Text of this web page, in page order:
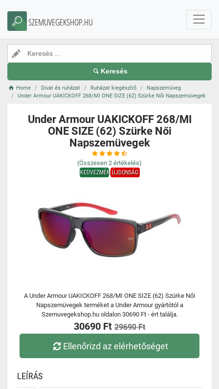
SZEMUVEGEKSHOP.HU
Keresés
Home Divat és ruházat Ruházat kiegészítő
Napszemüveg
Under Armour UAKICKOFF 268/MI ONE SIZE (62) Szürke Női Napszemüvegek
Under Armour UAKICKOFF 268/MI
ONE SIZE (62) Szürke Női
Napszemüvegek
(Összesen 2 értékelés)
KEDVEZMÉNYÚJDONSÁG
A Under Armour UAKICKOFF 268/MI ONE SIZE (62) Szürke Női
Napszemüvegek terméket a Under Armour gyártótól a
Szemuvegekshop.hu oldalon 30690 Ft - ért találja.
30690 Ft 29690 Ft
Ellenőrizd az elérhetőséget
LEÍRÁS